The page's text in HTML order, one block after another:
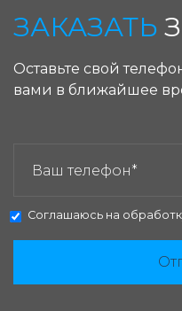
ЗАКАЗАТЬ
Оставьте свой
вами в ближайшее
Соглашаюсь на